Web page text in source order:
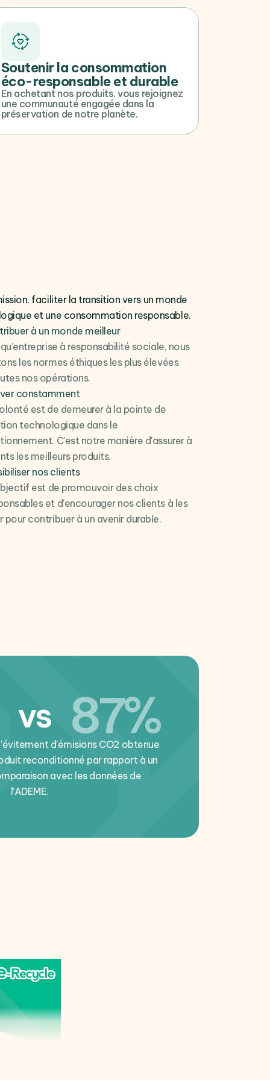
Soutenir la consommation
éco-responsable et durable
En achetant nos produits, vous rejoignez
une communauté engagée dans la
préservation de notre planète.
faciliter la transition vers un monde
et une consommation responsable.
à un monde meilleur
à responsabilité sociale, nous
les normes éthiques les plus élevées
nos opérations.
constamment
est de demeurer à la pointe de
technologique dans le
C'est notre manière d'assurer à
les meilleurs produits.
nos clients
est de promouvoir des choix
et d'encourager nos clients à les
pour contribuer à un avenir durable.
vs 87%
d’émisions CO2 obtenue
reconditionné par rapport à un
avec les données de
l’ADEME.
version, l'iPad Pro de 2020 compte